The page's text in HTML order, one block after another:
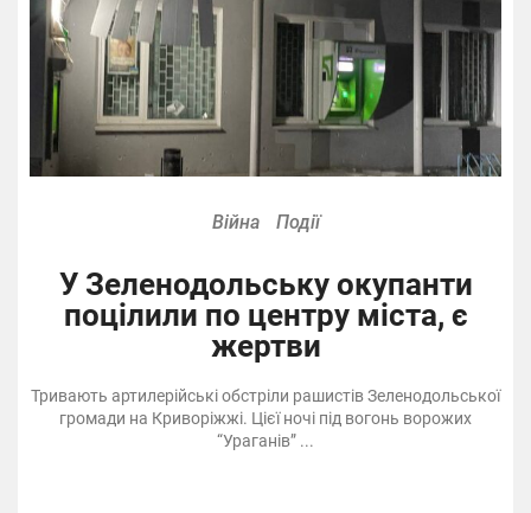
Війна Події
У Зеленодольську окупанти
поцілили по центру міста, є
жертви
Тривають артилерійські обстріли рашистів Зеленодольської
громади на Криворіжжі. Цієї ночі під вогонь ворожих
“Ураганів” ...